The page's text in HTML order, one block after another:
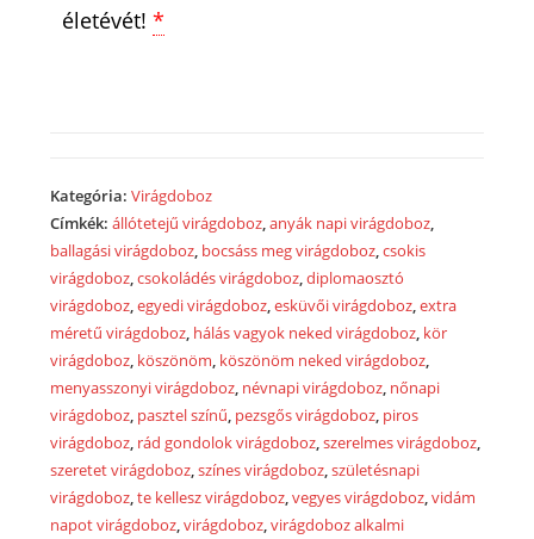
életévét! *
Kategória:Virágdoboz
Címkék:állótetejű virágdoboz ,anyák napi virágdoboz
ballagási virágdoboz bocsáss meg virágdoboz ,csokis
virágdoboz ,csokoládés virágdoboz ,diplomaosztó
virágdoboz ,egyedi virágdoboz ,esküvői virágdoboz ,extra
méretű virágdoboz hálás vagyok neked virágdoboz kör
virágdoboz köszönöm köszönöm neked virágdoboz
menyasszonyi virágdoboz névnapi virágdoboz nőnapi
virágdoboz pasztel színű pezsgős virágdoboz piros
virágdoboz rád gondolok virágdoboz ,szerelmes virágdoboz
szeretet virágdoboz ,színes virágdoboz ,születésnapi
virágdoboz ,te kellesz virágdoboz ,vegyes virágdoboz ,vidám
napot virágdoboz ,virágdoboz ,virágdoboz alkalmi